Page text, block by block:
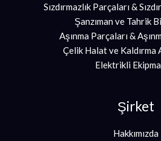
Sızdırmazlık Parçaları &
Şanzıman ve Tahrik
Aşınma Parçaları &
Çelik Halat ve Kaldırma
Elektrikli
Şirket
Hakkımızda